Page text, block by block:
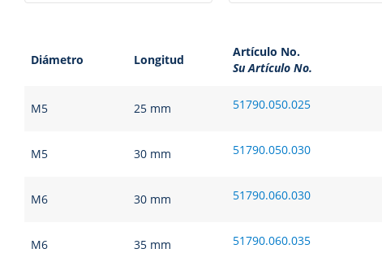
Diámetro Longitud
Artículo No.
Su Artículo No.
M5 25 mm 51790.050.025
M5 30 mm 51790.050.030
M6 30 mm 51790.060.030
M6 35 mm 51790.060.035